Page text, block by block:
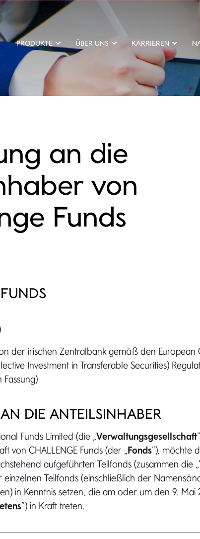
PRODUKTE ÜBER UNS KARRIEREN
an die
von
Funds
der irischen Zentralbank gemäß den European
Investment in Transferable Securities)
DIE ANTEILSINHABER
Funds Limited (die „Verwaltungsgesellschaft
von CHALLENGE Funds (der „Fonds”), möchte
aufgeführten Teilfonds (zusammen die „
Teilfonds (einschließlich der
in Kenntnis setzen, die am oder um den 9. Mai
”) in Kraft treten.